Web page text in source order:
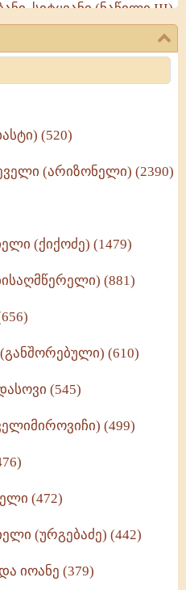
სიტყვანი (ნაწილი III)
რჩევები
- II ტომი
-
(520)
(არიზონელი) (2390)
(ქიქოძე) (1479)
(881)
(610)
(545)
(499)
(472)
(ურგებაძე) (442)
იოანე (379)